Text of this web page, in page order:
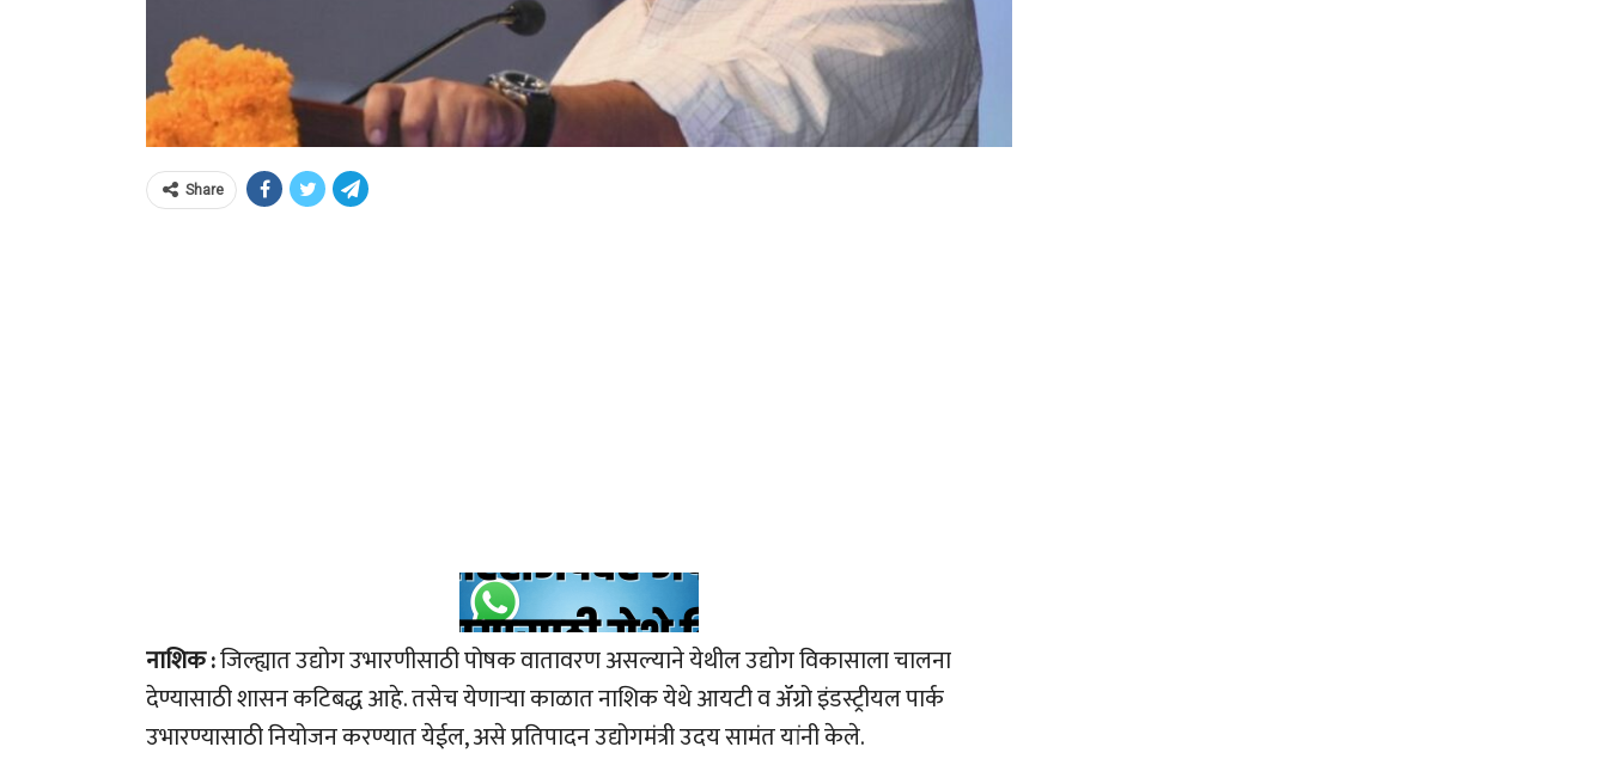
Share
नाशिक :जिल्ह्यात उद्योग उभारणीसाठी पोषक वातावरण असल्याने येथील उद्योग विकासाला चालना
देण्यासाठी शासन कटिबद्ध आहे. तसेच येणाऱ्या काळात नाशिक येथे आयटी व ॲग्रो इंडस्ट्रीयल पार्क
उभारण्यासाठी नियोजन करण्यात येईल, असे प्रतिपादन उद्योगमंत्री उदय सामंत यांनी केले.